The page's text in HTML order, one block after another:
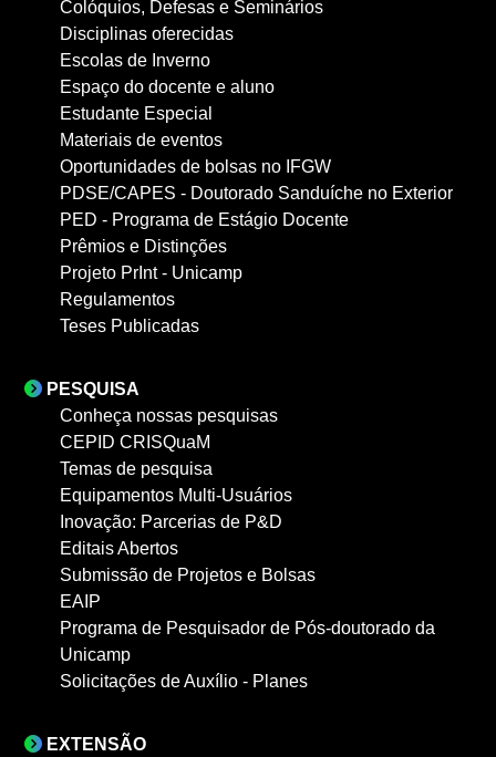
Colóquios, Defesas e Seminários
Disciplinas oferecidas
Escolas de Inverno
Espaço do docente e aluno
Estudante Especial
Materiais de eventos
Oportunidades de bolsas no IFGW
PDSE/CAPES - Doutorado Sanduíche no Exterior
PED - Programa de Estágio Docente
Prêmios e Distinções
Projeto PrInt - Unicamp
Regulamentos
Teses Publicadas
PESQUISA
Conheça nossas pesquisas
CEPID CRISQuaM
Temas de pesquisa
Equipamentos Multi-Usuários
Inovação: Parcerias de P&D
Editais Abertos
Submissão de Projetos e Bolsas
EAIP
Programa de Pesquisador de Pós-doutorado da
Unicamp
Solicitações de Auxílio - Planes
EXTENSÃO